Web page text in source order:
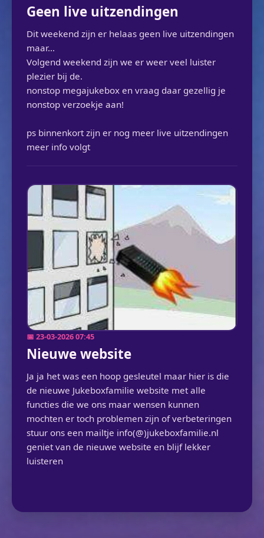
Geen live uitzendingen
Dit weekend zijn er helaas geen live uitzendingen
maar...
Volgend weekend zijn we er weer veel luister
plezier bij de.
nonstop megajukebox en vraag daar gezellig je
nonstop verzoekje aan!
ps binnenkort zijn er nog meer live uitzendingen
meer info volgt
📅 23-03-2026 07:45
Nieuwe website
Ja ja het was een hoop gesleutel maar hier is die
de nieuwe Jukeboxfamilie website met alle
functies die we ons maar wensen kunnen
mochten er toch problemen zijn of verbeteringen
stuur ons een mailtje info(@)jukeboxfamilie.nl
geniet van de nieuwe website en blijf lekker
luisteren